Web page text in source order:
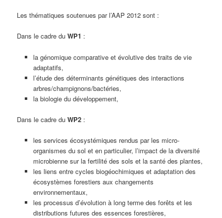
Les thématiques soutenues par l’AAP 2012 sont :
Dans le cadre duWP1 :
la génomique comparative et évolutive des traits de vie
adaptatifs,
l’étude des déterminants génétiques des interactions
arbres/champignons/bactéries,
la biologie du développement,
Dans le cadre duWP2 :
les services écosystémiques rendus par les micro-
organismes du sol et en particulier, l’impact de la diversité
microbienne sur la fertilité des sols et la santé des plantes,
les liens entre cycles biogéochimiques et adaptation des
écosystèmes forestiers aux changements
environnementaux,
les processus d’évolution à long terme des forêts et les
distributions futures des essences forestières,